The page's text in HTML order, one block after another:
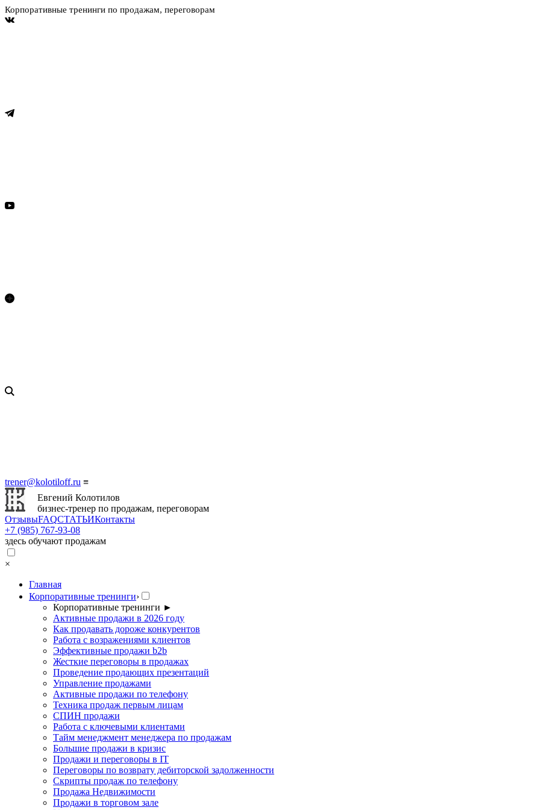
Корпоративные тренинги по продажам, переговорам
trener@kolotiloff.ru ≡
Евгений Колотилов
бизнес-тренер по продажам, переговорам
ОтзывыFAQСТАТЬИКонтакты
+7 (985) 767‑93‑08
здесь обучают продажам
×
Главная
Корпоративные тренинги›
Корпоративные тренинги ►
Активные продажи в 2026 году
Как продавать дороже конкурентов
Работа с возражениями клиентов
Эффективные продажи b2b
Жесткие переговоры в продажах
Проведение продающих презентаций
Управление продажами
Активные продажи по телефону
Техника продаж первым лицам
СПИН продажи
Работа с ключевыми клиентами
Тайм менеджмент менеджера по продажам
Большие продажи в кризис
Продажи и переговоры в IT
Переговоры по возврату дебиторской задолженности
Скрипты продаж по телефону
Продажа Недвижимости
Продажи в торговом зале